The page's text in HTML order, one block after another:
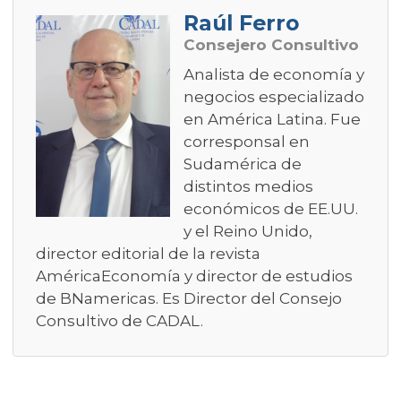
Raúl Ferro
Consejero Consultivo
Analista de economía y
negocios especializado
en América Latina. Fue
corresponsal en
Sudamérica de
distintos medios
económicos de EE.UU.
y el Reino Unido,
director editorial de la revista
AméricaEconomía y director de estudios
de BNamericas. Es Director del Consejo
Consultivo de CADAL.